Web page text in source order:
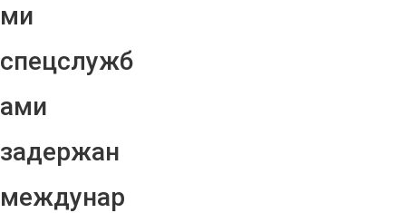
ми
спецслужб
ами
задержан
междунар